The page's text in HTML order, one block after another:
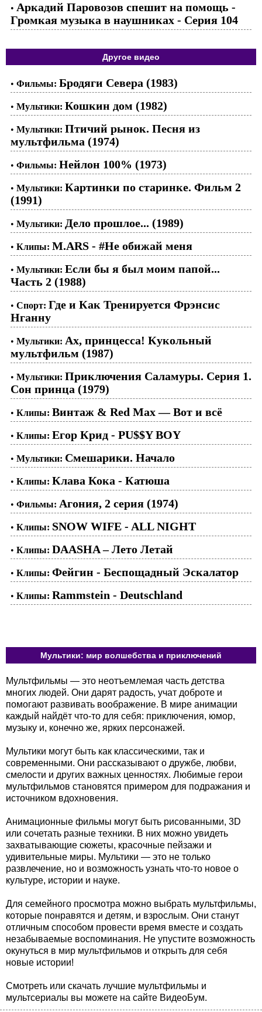
• Аркадий Паровозов спешит на помощь -
Громкая музыка в наушниках - Серия 104
Другое видео
• Фильмы: Бродяги Севера (1983)
• Мультики: Кошкин дом (1982)
• Мультики: Птичий рынок. Песня из
мультфильма (1974)
• Фильмы: Нейлон 100% (1973)
• Мультики: Картинки по старинке. Фильм 2
(1991)
• Мультики: Дело прошлое... (1989)
• Клипы: M.ARS - #Не обижай меня
• Мультики: Если бы я был моим папой...
Часть 2 (1988)
• Спорт: Где и Как Тренируется Фрэнсис
Нганну
• Мультики: Ах, принцесса! Кукольный
мультфильм (1987)
• Мультики: Приключения Саламуры. Серия 1.
Сон принца (1979)
• Клипы: Винтаж & Red Max — Вот и всё
• Клипы: Егор Крид - PU$$Y BOY
• Мультики: Смешарики. Начало
• Клипы: Клава Кока - Катюша
• Фильмы: Агония, 2 серия (1974)
• Клипы: SNOW WIFE - ALL NIGHT
• Клипы: DAASHA – Лето Летай
• Клипы: Фейгин - Беспощадный Эскалатор
• Клипы: Rammstein - Deutschland
Мультики: мир волшебства и приключений
Мультфильмы — это неотъемлемая часть детства
многих людей. Они дарят радость, учат доброте и
помогают развивать воображение. В мире анимации
каждый найдёт что-то для себя: приключения, юмор,
музыку и, конечно же, ярких персонажей.
Мультики могут быть как классическими, так и
современными. Они рассказывают о дружбе, любви,
смелости и других важных ценностях. Любимые герои
мультфильмов становятся примером для подражания и
источником вдохновения.
Анимационные фильмы могут быть рисованными, 3D
или сочетать разные техники. В них можно увидеть
захватывающие сюжеты, красочные пейзажи и
удивительные миры. Мультики — это не только
развлечение, но и возможность узнать что-то новое о
культуре, истории и науке.
Для семейного просмотра можно выбрать мультфильмы,
которые понравятся и детям, и взрослым. Они станут
отличным способом провести время вместе и создать
незабываемые воспоминания. Не упустите возможность
окунуться в мир мультфильмов и открыть для себя
новые истории!
Смотреть или скачать лучшие мультфильмы и
мультсериалы вы можете на сайте ВидеоБум.